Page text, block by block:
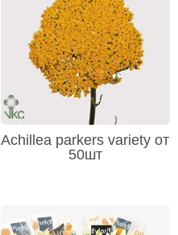
Achillea parkers variety от
50шт